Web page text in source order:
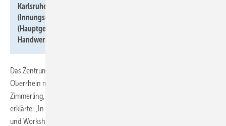
KarlsruheBruchsal), Claudia Zimmerling
(Innungsgeschäftsführerin), Peter Haas
(Hauptgeschäftsführer des Baden-Württembergischen
Handwerkstags)
Das Zentrum wurde von der SHK Fördergesellschaft mittlerer
Oberrhein mbH konzipiert, die auch als Trägerin fungiert. Claudia
Zimmerling, Geschäftsführerin der Innung und der Fördergesellschaft,
erklärte: „In Zukunft werden hier das ganze Jahr über zahlreiche Kurse
und Workshops angeboten, die sich an Auszubildende, Gesellen,